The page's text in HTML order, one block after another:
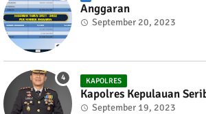
Anggaran
September 20, 2023
KAPOLRES
Kapolres Kepulauan
September 19, 2023